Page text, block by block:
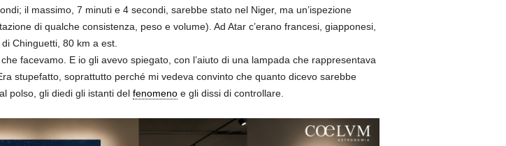
il massimo, 7 minuti e 4 secondi, sarebbe stato nel Niger, ma un’ispezione
di qualche consistenza, peso e volume). Ad Atar c’erano francesi, giapponesi,
Chinguetti, 80 km a est.
facevamo. E io gli avevo spiegato, con l’aiuto di una lampada che rappresentava
stupefatto, soprattutto perché mi vedeva convinto che quanto dicevo sarebbe
polso, gli diedi gli istanti del fenomenoe gli dissi di controllare.